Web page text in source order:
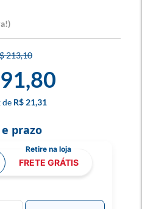
213,10
R$ 21,31
prazo
FRETE GRÁTIS